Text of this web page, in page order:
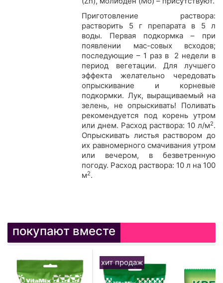
Приготовление раствора:
растворить 5 г препарата в 5 л
воды. Первая подкормка – при
появлении мас-совых всходов;
последующие – 1 раз в 2 недели в
период вегетации. Для лучшего
эффекта желательно чередовать
опрыскивание и корневые
подкормки. Лук, выращиваемый на
зелень, не опрыскивать! Поливать
рекомендуется под корень утром
или днем. Расход раствора: 10 л/м2.
Опрыскивать листья раствором до
их равномерного смачивания утром
или вечером, в безветренную
погоду. Расход раствора: 10 л на 100
м2.
покупают вместе
хит продаж